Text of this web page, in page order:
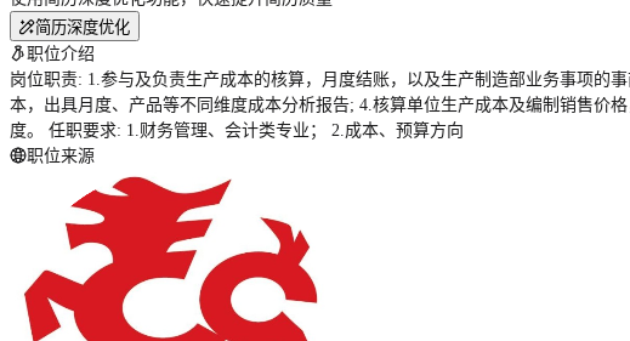
简历深度优化
职位介绍
岗位职责: 1.参与及负责生产成本的核算，月度结账，以及生产制造部业务事项的
本，出具月度、产品等不同维度成本分析报告; 4.核算单位生产成本及编制销售价
度。 任职要求: 1.财务管理、会计类专业； 2.成本、预算方向
职位来源